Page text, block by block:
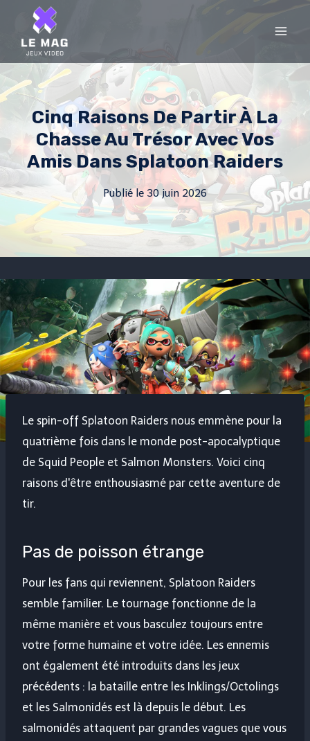
content
Cinq Raisons De Partir À La
Chasse Au Trésor Avec Vos
Amis Dans Splatoon Raiders
Publié le 30 juin 2026
Le spin-off Splatoon Raiders nous emmène pour la
quatrième fois dans le monde post-apocalyptique
de Squid People et Salmon Monsters. Voici cinq
raisons d'être enthousiasmé par cette aventure de
tir.
Pas de poisson étrange
Pour les fans qui reviennent, Splatoon Raiders
semble familier. Le tournage fonctionne de la
même manière et vous basculez toujours entre
votre forme humaine et votre idée. Les ennemis
ont également été introduits dans les jeux
précédents : la bataille entre les Inklings/Octolings
et les Salmonidés est là depuis le début. Les
salmonidés attaquent par grandes vagues que vous